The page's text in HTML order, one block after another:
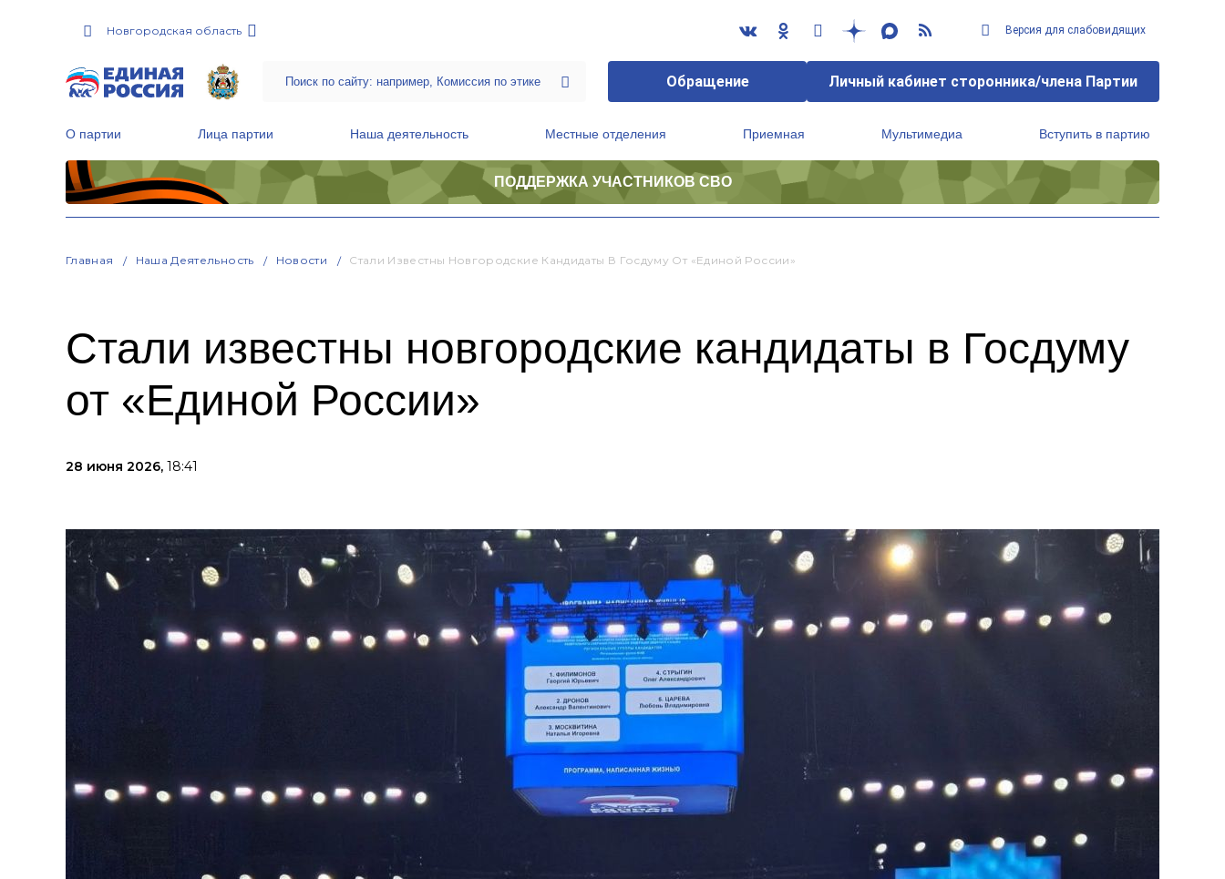
Новгородская область Версия для слабовидящих
Обращение Личный кабинет сторонника/члена Партии
О партии Лица партии Наша деятельность Местные отделения Приемная Мультимедиа Вступить в партию
ПОДДЕРЖКА УЧАСТНИКОВ СВО
Главная Наша Деятельность Новости Стали Известны Новгородские Кандидаты В Госдуму От «Единой России»
Стали известны новгородские кандидаты в Госдуму
от «Единой России»
28 июня 2026, 18:41